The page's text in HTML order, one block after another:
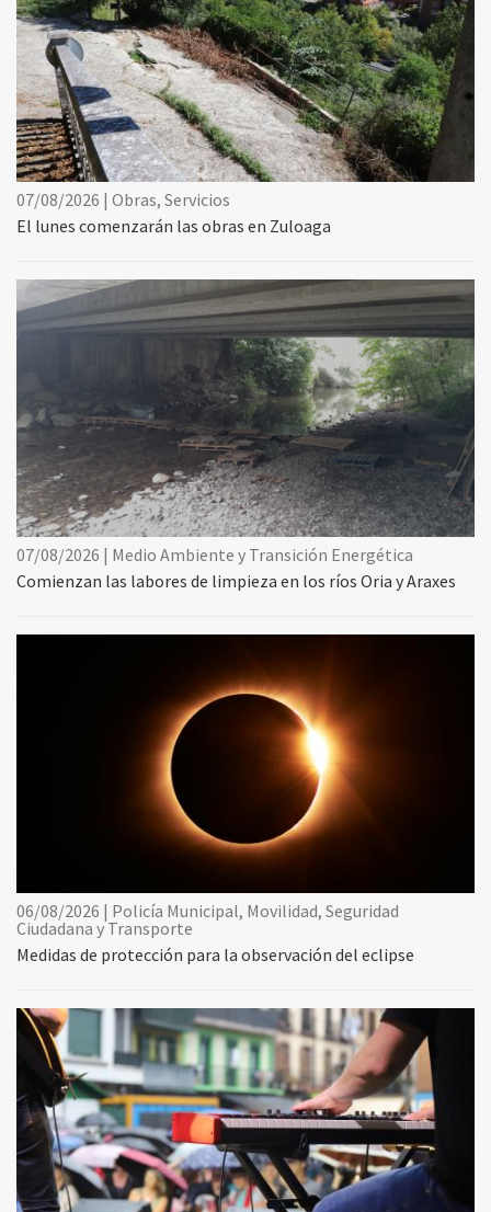
07/08/2026 | Obras, Servicios
El lunes comenzarán las obras en Zuloaga
07/08/2026 | Medio Ambiente y Transición Energética
Comienzan las labores de limpieza en los ríos Oria y Araxes
06/08/2026 | Policía Municipal, Movilidad, Seguridad
Ciudadana y Transporte
Medidas de protección para la observación del eclipse